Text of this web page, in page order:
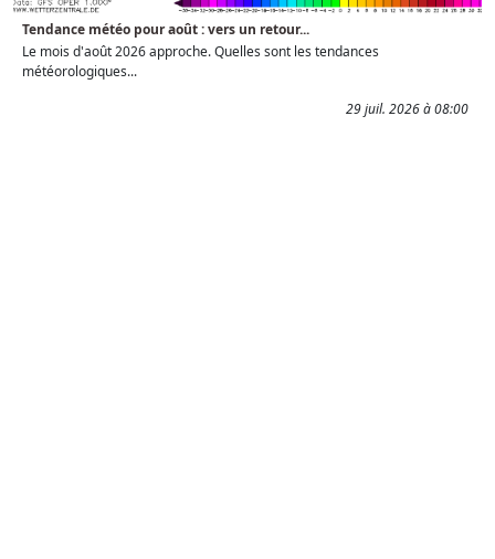
Tendance météo pour août : vers un retour...
Le mois d'août 2026 approche. Quelles sont les tendances
météorologiques...
29 juil. 2026 à 08:00